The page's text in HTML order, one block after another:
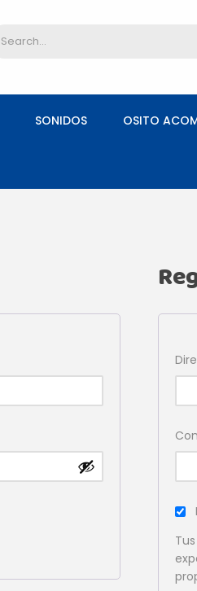
SONIDOS OSITO